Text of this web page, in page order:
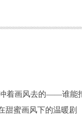
冲着画风去的——谁能
甜蜜画风下的温暖剧